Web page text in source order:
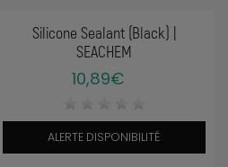
Silicone Sealant (Black) |
SEACHEM
10,89€
ALERTE DISPONIBILITÉ